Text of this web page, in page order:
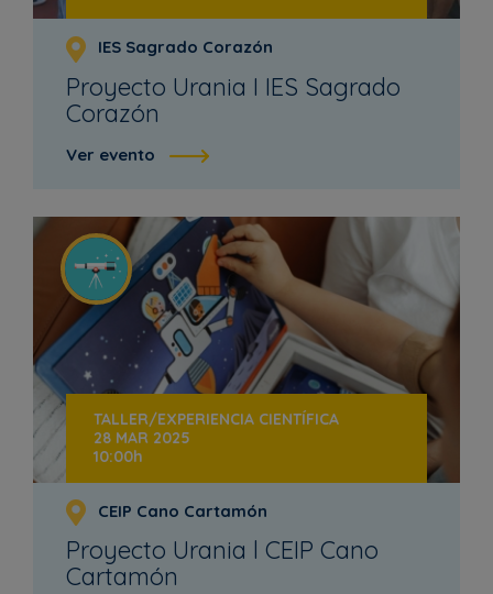
IES Sagrado Corazón
Proyecto Urania I IES Sagrado
Corazón
Ver evento
TALLER/EXPERIENCIA CIENTÍFICA
28 MAR 2025
10:00h
CEIP Cano Cartamón
Proyecto Urania l CEIP Cano
Cartamón